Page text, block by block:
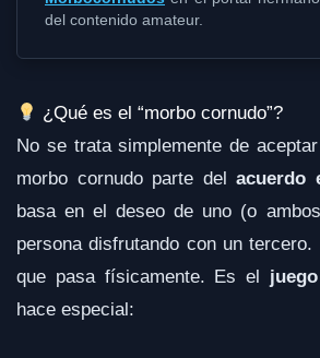
del contenido amateur.
¿Qué es el “morbo cornudo”?
No se trata simplemente de
morbo cornudo parte del acuerdo
basa en el deseo de uno (o
persona disfrutando con un
que pasa físicamente. Es el
hace especial: